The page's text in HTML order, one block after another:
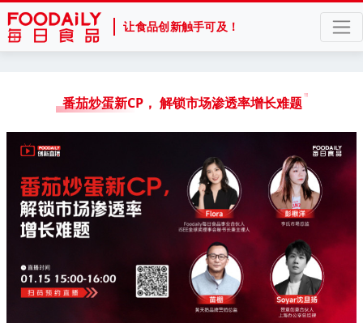
让食品创新触手可及！
番茄炒蛋新CP， 解锁市场渗透率增长难题